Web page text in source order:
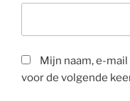
Mijn naam, e-
voor de volgende